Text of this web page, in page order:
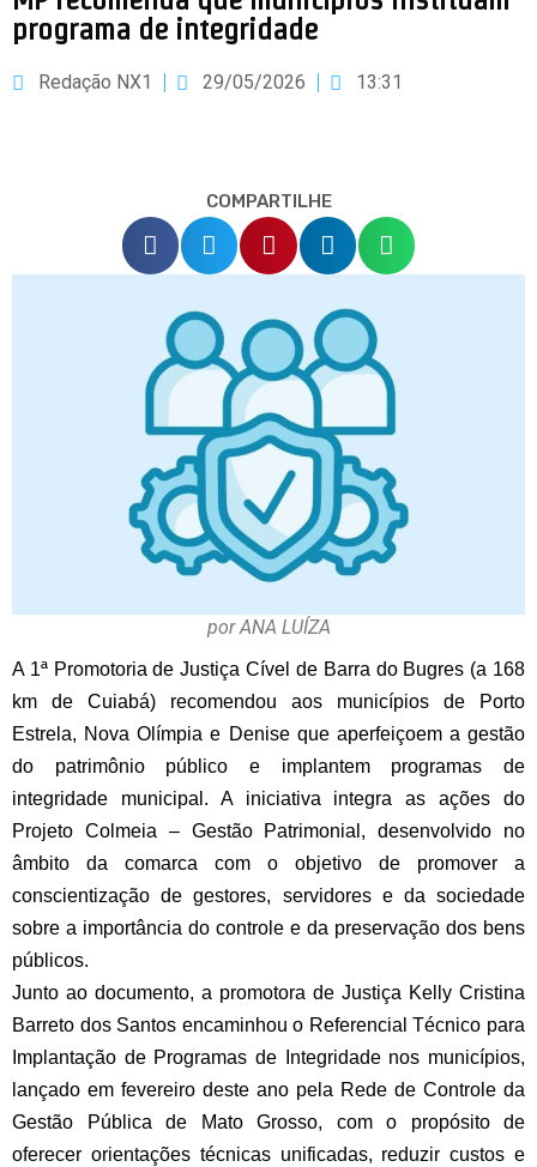
programa de integridade
Redação NX1 29/05/2026 13:31
COMPARTILHE
por ANA LUÍZA
A 1ª Promotoria de Justiça Cível de Barra do Bugres (a 168
km de Cuiabá) recomendou aos municípios de Porto
Estrela, Nova Olímpia e Denise que aperfeiçoem a gestão
do patrimônio público e implantem programas de
integridade municipal. A iniciativa integra as ações do
Projeto Colmeia – Gestão Patrimonial, desenvolvido no
âmbito da comarca com o objetivo de promover a
conscientização de gestores, servidores e da sociedade
sobre a importância do controle e da preservação dos bens
públicos.
Junto ao documento, a promotora de Justiça Kelly Cristina
Barreto dos Santos encaminhou o Referencial Técnico para
Implantação de Programas de Integridade nos municípios,
lançado em fevereiro deste ano pela Rede de Controle da
Gestão Pública de Mato Grosso, com o propósito de
oferecer orientações técnicas unificadas, reduzir custos e